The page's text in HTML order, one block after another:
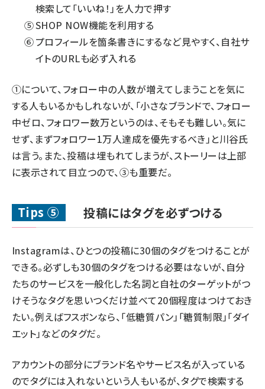
検索して「いいね！」を人力で押す
SHOP NOW機能を利用する
プロフィールを箇条書きにするなど見やすく、自社サ
イトのURLも必ず入れる
①について、フォロー中の人数が増えてしまうことを気に
する人もいるかもしれないが、「小さなブランドで、フォロー
中ゼロ、フォロワー数万というのは、そもそも難しい。気に
せず、まずフォロワー1万人達成を優先するべき」と川谷氏
は言う。また、投稿は埋もれてしまうが、ストーリーは上部
に表示されて目立つので、③も重要だ。
Tips ⑤ 投稿にはタグを必ずつける
Instagramは、ひとつの投稿に30個のタグをつけることが
できる。必ずしも30個のタグをつける必要はないが、自分
たちのサービスを一般化した名詞と自社のターゲットがつ
けそうなタグを思いつくだけ並べて20個程度はつけておき
たい。例えばフスボンなら、「低糖質パン」「糖質制限」「ダイ
エット」などのタグだ。
アカウントの部分にブランド名やサービス名が入っている
のでタグには入れないという人もいるが、タグで検索する